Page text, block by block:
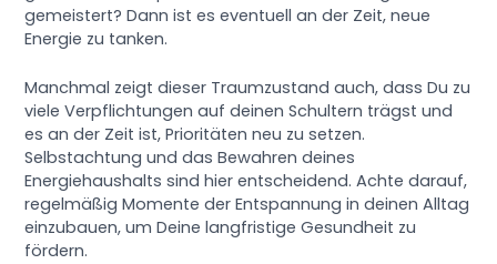
gemeistert? Dann ist es eventuell an der Zeit, neue
Energie zu tanken.
Manchmal zeigt dieser Traumzustand auch, dass Du zu
viele Verpflichtungen auf deinen Schultern trägst und
es an der Zeit ist, Prioritäten neu zu setzen.
Selbstachtung und das Bewahren deines
Energiehaushalts sind hier entscheidend. Achte darauf,
regelmäßig Momente der Entspannung in deinen Alltag
einzubauen, um Deine langfristige Gesundheit zu
fördern.